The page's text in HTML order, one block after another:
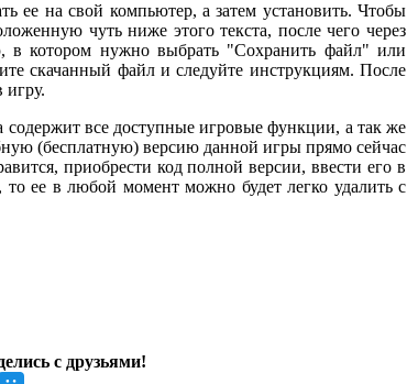
ее на свой компьютер, а затем установить. Чтобы
чуть ниже этого текста, после чего через
в котором нужно выбрать "Сохранить файл" или
скачанный файл и следуйте инструкциям. После
игру.
все доступные игровые функции, а так же
(бесплатную) версию данной игры прямо сейчас
приобрести код полной версии, ввести его в
ее в любой момент можно будет легко удалить с
с друзьями!